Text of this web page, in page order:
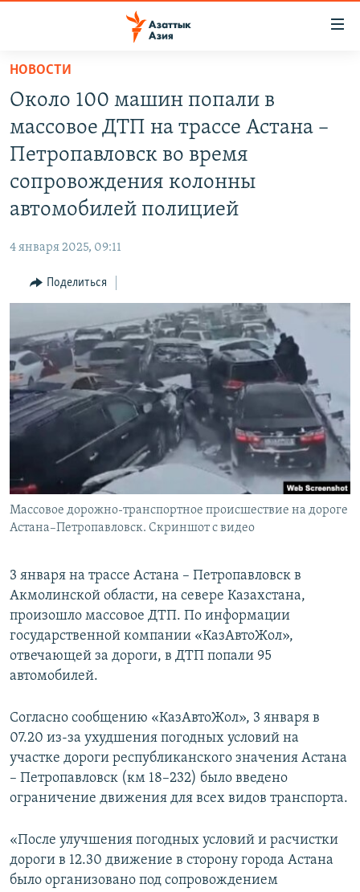
Вернуться
основному
содержанию
Вернутся
главной
навигации
ТАДЖИКИСТАН
ВОЙНА В УКРАИНЕ
ТОҶИКӢ
ПОДПИШИТЕСЬ НА НАС В СОЦСЕТЯХ
Все сайты РСЕ/РС
НОВОСТИ
Около 100 машин попали в
массовое ДТП на трассе Астана –
Петропавловск во время
сопровождения колонны
автомобилей полицией
4 января 2025, 09:11
Поделиться
Массовое дорожно-транспортное происшествие на дороге
Астана–Петропавловск. Скриншот с видео
3 января на трассе Астана – Петропавловск в
Акмолинской области, на севере Казахстана,
произошло массовое ДТП. По информации
государственной компании «КазАвтоЖол»,
отвечающей за дороги, в ДТП попали 95
автомобилей.
Согласно сообщению «КазАвтоЖол», 3 января в
07.20 из-за ухудшения погодных условий на
участке дороги республиканского значения Астана
– Петропавловск (км 18–232) было введено
ограничение движения для всех видов транспорта.
«После улучшения погодных условий и расчистки
дороги в 12.30 движение в сторону города Астана
было организовано под сопровождением